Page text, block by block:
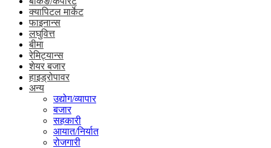
क्यापिटल मार्केट
फाइनान्स
लघुवित्त
बीमा
रेमिट्यान्स
शेयर बजार
हाइड्रोपावर
अन्य
उद्योग/व्यापार
बजार
सहकारी
आयात/निर्यात
रोजगारी